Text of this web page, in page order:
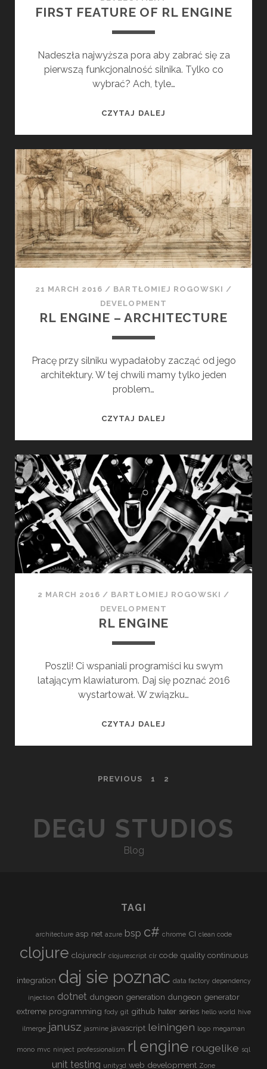
FIRST FEATURE OF RL ENGINE
Nadeszła najwyższa pora aby zabrać się za
pierwszą funkcjonalność silnika. Tylko co
wybrać? Ach, tyle…
CZYTAJ DALEJ
S
F
E
A
T
U
R
E
O
F
R
21 MARCH 2016 / BARTŁOMIEJ ROGOWSKI /
DEVELOPMENT
RL ENGINE – ARCHITECTURE
Pracę przy silniku wypadałoby zacząć od jego
architektury. W tej chwili mamy tylko jeden
problem…
CZYTAJ DALEJ
N
G
I
N
E
–
C
H
I
T
T
2 MARCH 2016 / BARTŁOMIEJ ROGOWSKI /
DEVELOPMENT
RL ENGINE
Poszli! Ci wspaniali programiści ku swym
latającym klawiaturom. Daj się poznać 2016
wystartował. W związku…
CZYTAJ DALEJ
G
V
G
A
PREVIOUS 1 2
DEGU STUDIOS
Blog
TAGI
architecture asp net azure bsp c# chrome CI clean code
clojure clojureclr clojurescript clr code quality continuous
integration daj sie poznac data factory dependency
injection dotnet dungeon generation dungeon generator
extreme programming fody git github hater series hello world hive
ilmerge janusz jasmine javascript leiningen logo megaman
mono mvc ninject professionalism rl engine rougelike sql
unit testing unity3d web development Zone